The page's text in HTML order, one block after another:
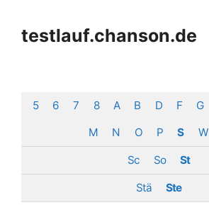
springen
testlauf.chanson.de
5 6 7 8 A B D F G
M
N O P S W
Sc So St
Stä Ste